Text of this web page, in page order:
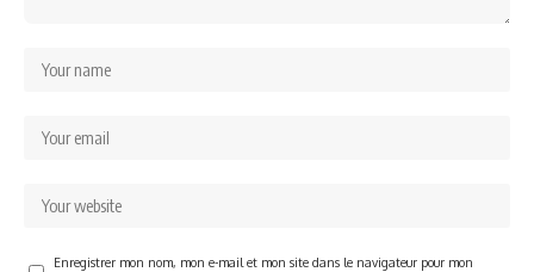
Enregistrer mon nom, mon e-mail et mon site dans le navigateur pour mon